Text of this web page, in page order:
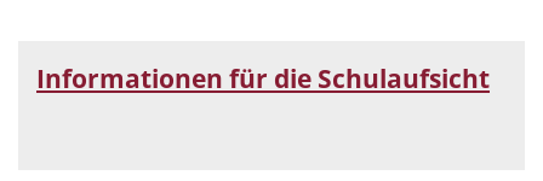
Informationen für die Schulaufsicht